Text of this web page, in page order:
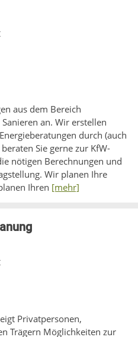
aus dem Bereich
an. Wir erstellen
durch (auch
Sie gerne zur KfW-
nötigen Berechnungen und
Wir planen Ihre
Ihren [mehr]
Privatpersonen,
Trägern Möglichkeiten zur